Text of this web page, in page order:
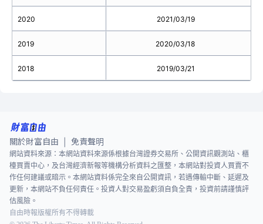
2020
2019
2018
2021/03/19
2020/03/18
2019/03/21
關於財富自由 免責聲明
網站資料來源：本網站資料來源係根據台灣證券交易所、公開資訊觀測站、櫃
檯買賣中心，及台灣經濟新報等機構分析資料之匯整，本網站對投資人買賣不
作任何建議或暗示。本網站資料係完全來自公開資訊，若遇傳輸中斷、延遲及
更新，本網站不負任何責任。投資人對交易盈虧須自負全責，投資前請謹慎評
估風險。
自由時報版權所有不得轉載